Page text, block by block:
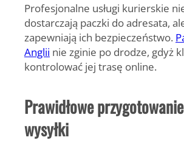
Profesjonalne usługi kurierskie
dostarczają paczki do adresata,
zapewniają ich bezpieczeństwo.
Anglii nie zginie po drodze, gdyż
kontrolować jej trasę online.
Prawidłowe
wysyłki